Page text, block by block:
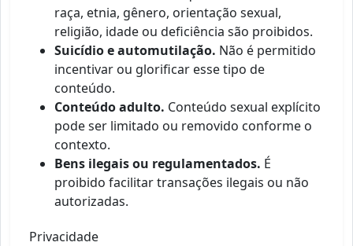
raça, etnia, gênero, orientação sexual,
religião, idade ou deficiência são proibidos.
Suicídio e automutilação. Não é permitido
incentivar ou glorificar esse tipo de
conteúdo.
Conteúdo adulto. Conteúdo sexual explícito
pode ser limitado ou removido conforme o
contexto.
Bens ilegais ou regulamentados. É
proibido facilitar transações ilegais ou não
autorizadas.
Privacidade